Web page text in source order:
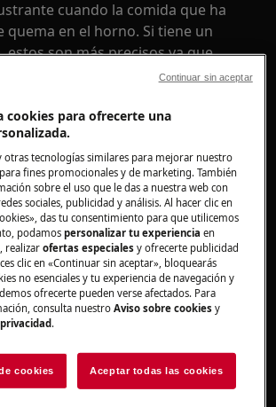
cuando la comida que ha
quema en el horno. Si tiene un
estos son más precisos ya que
una tecnología más novedosa, por
en comparación a la
especialmente el caso cuando se
de ventilador, en lugar de un
'superior e inferior'
un horno con ventilador, es
siguientes pautas y están
el manual de su
puede hornear o asar de
diferente al horno que tenía
tablas dentro de su manual
cookies para ofrecerte una
otras tecnologías similares para mejorar nuestro
fines promocionales y de marketing. También
sobre el uso que le das a nuestra web con
sociales, publicidad y análisis. Al hacer clic en
das tu consentimiento para que utilicemos
podamospersonalizar tu experienciaen
realizarofertas especiales y ofrecerte publicidad
clic en «Continuar sin aceptar», bloquearás
no esenciales y tu experiencia de navegación y
ofrecerte pueden verse afectados. Para
consulta nuestroAviso sobre cookies y
.
cookies Aceptar todas las cookies
Continuar sin aceptar